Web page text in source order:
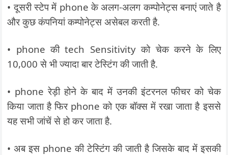
• दूसरी स्टेप में phone के अलग-अलग कम्पोनेट्स बनाएं जाते है
और कुछ कंपनियां कम्पोनेट्स असेबल करती है.
• phone की tech Sensitivity को चेक करने के लिए
10,000 से भी ज्यादा बार टेस्टिंग की जाती है.
• phone रेड़ी होने के बाद में उनकी इंटरनल फीचर को चेक
किया जाता है फिर phone को एक बॉक्स में रखा जाता है इससे
यह सभी जांचें से हो कर जाता है.
• अब इस phone की टेस्टिंग की जाती है जिसके बाद में इसकी